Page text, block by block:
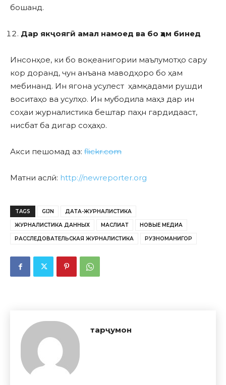
бошанд.
Дар якҷоягӣ амал намоед ва бо ҳам бинед
Инсонҳое, ки бо воқеанигории маълумотҳо сару
кор доранд, чун анъана маводҳоро бо ҳам
мебинанд. Ин ягона усулест ҳамқадами рушди
воситаҳо ва усулҳо. Ин мубодила маҳз дар ин
соҳаи журналистика бештар паҳн гардидааст,
нисбат ба дигар соҳаҳо.
Акси пешомад аз: flickr.com
Матни аслӣ: http://newreporter.org
TAGS GIJN ДАТА-ЖУРНАЛИСТИКА
ЖУРНАЛИСТИКА ДАННЫХ МАСЛИҲАТ НОВЫЕ МЕДИА
РАССЛЕДОВАТЕЛЬСКАЯ ЖУРНАЛИСТИКА РУЗНОМАНИГОР
тарҷумон